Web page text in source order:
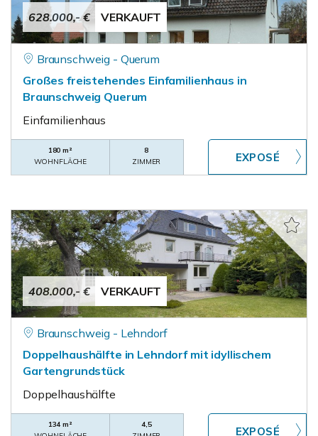
628.000,- € VERKAUFT
Braunschweig - Querum
Großes freistehendes Einfamilienhaus in
Braunschweig Querum
Einfamilienhaus
180 m²
WOHNFLÄCHE
8
ZIMMER
408.000,- € VERKAUFT
Braunschweig - Lehndorf
Doppelhaushälfte in Lehndorf mit idyllischem
Gartengrundstück
Doppelhaushälfte
134 m²
4,5